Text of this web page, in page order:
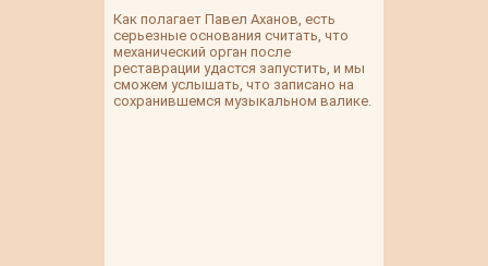
Как полагает Павел Аханов, есть
серьезные основания считать, что
механический орган после
реставрации удастся запустить, и мы
сможем услышать, что записано на
сохранившемся музыкальном валике.